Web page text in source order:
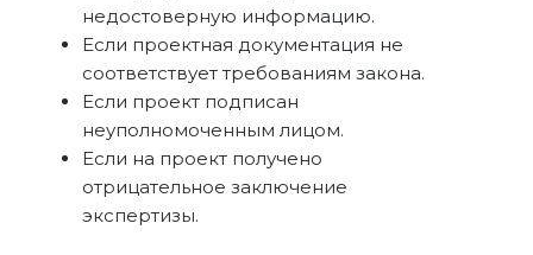
недостоверную информацию.
Если проектная документация не
соответствует требованиям закона.
Если проект подписан
неуполномоченным лицом.
Если на проект получено
отрицательное заключение
экспертизы.